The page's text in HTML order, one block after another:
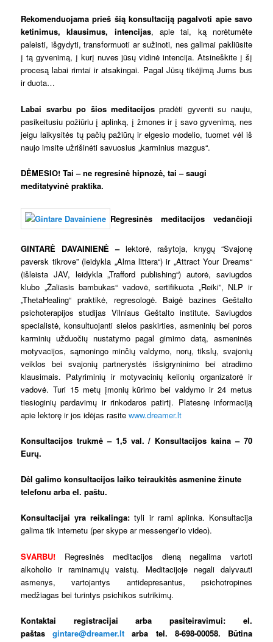
Rekomenduojama prieš šią konsultaciją pagalvoti apie savo
ketinimus, klausimus, intencijas, apie tai, ką norėtumėte
paleisti, išgydyti, transformuoti ar sužinoti, nes galimai pakliūsite
į tą gyvenimą, į kurį nuves jūsų vidinė intencija. Atsineškite į šį
procesą labai rimtai ir atsakingai. Pagal Jūsų tikėjimą Jums bus
ir duota…
Labai svarbu po šios meditacijos pradėti gyventi su nauju,
pasikeitusiu požiūriu į aplinką, į žmones ir į savo gyvenimą, nes
jeigu laikysitės tų pačių pažiūrų ir elgesio modelio, tuomet vėl iš
naujo imsite užrišinėti savuosius „karminius mazgus“.
DĖMESIO! Tai – ne regresinė hipnozė, tai – saugi
meditatyvinė praktika.
Regresinės meditacijos vedančioji
GINTARĖ DAVAINIENĖ– lektorė, rašytoja, knygų “Svajonę
paversk tikrove” (leidykla „Alma littera“) ir „Attract Your Dreams“
(išleista JAV, leidykla „Trafford publishing“) autorė, saviugdos
klubo „Žaliasis bambukas“ vadovė, sertifikuota „Reiki”, NLP ir
„ThetaHealing“ praktikė, regresologė. Baigė bazines Geštalto
psichoterapijos studijas Vilniaus Geštalto institute. Saviugdos
specialistė, konsultuojanti sielos paskirties, asmeninių bei poros
karminių užduočių nustatymo pagal gimimo datą, asmeninės
motyvacijos, sąmoningo minčių valdymo, norų, tikslų, svajonių
veiklos bei svajonių partnerystės išsigryninimo bei atradimo
klausimais. Patyriminių ir motyvacinių kelionių organizatorė ir
vadovė. Turi 15 metų įmonių kūrimo bei valdymo ir 24 metus
tiesioginių pardavimų ir rinkodaros patirtį. Platesnę informaciją
apie lektorę ir jos idėjas rasitewww.dreamer.lt
Konsultacijos trukmė – 1,5 val. / Konsultacijos kaina – 70
Eurų.
Dėl galimo konsultacijos laiko teiraukitės asmenine žinute
telefonu arba el. paštu.
Konsultacijai yra reikalinga: tyli ir rami aplinka. Konsultacija
galima tik internetu (per skype ar messenger’io video).
SVARBU!
Regresinės meditacijos dieną negalima vartoti
alkoholio ir raminamųjų vaistų. Meditacijoje negali dalyvauti
asmenys, vartojantys antidepresantus, psichotropines
medžiagas bei turintys psichikos sutrikimų.
Kontaktai registracijai arba pasiteiravimui:
el.
paštasgintare@dreamer.lt arba tel. 8-698-00058. Būtina